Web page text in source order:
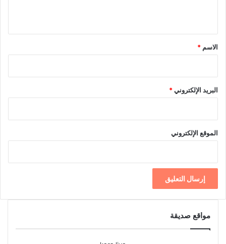
*
الاسم *
البريد الإلكتروني*
الموقع الإلكتروني
مواقع صديقة